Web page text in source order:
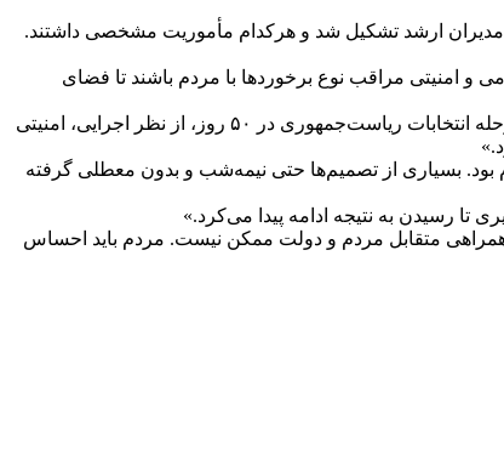
مدیران ارشد تشکیل شد و هرکدام مأموریت مشخصی داشتند.
امنیتی مراقب نوع برخوردها با مردم باشند تا فضای
رمضانی برگزاری انتخابات ریاست‌جمهوری در بازه زمانی کوتاه را یکی از دشوارترین مأموریت‌های آن دوره توصیف کرد و گفت: «برگزاری دو مرحله انتخابات ریاست‌جمهوری در ۵۰ روز، از نظر اجرایی، امنیتی
بسیاری از تصمیم‌ها حتی نیمه‌شب و بدون معطلی گرفته
تا رسیدن به نتیجه ادامه پیدا می‌کرد.»
همراهی متقابل مردم و دولت ممکن نیست. مردم باید احساس